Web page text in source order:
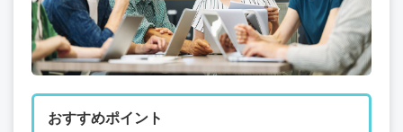
おすすめポイント